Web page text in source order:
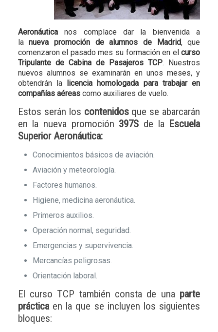
Aeronáuticanos complace dar la bienvenida a
lanueva promoción de alumnos de Madrid, que
comenzaron el pasado mes su formación en elcurso
Tripulante de Cabina de Pasajeros TCP. Nuestros
nuevos alumnos se examinarán en unos meses, y
obtendrán la licencia homologada para trabajar en
compañías aéreascomo auxiliares de vuelo.
Estos serán los contenidosque se abarcarán
en la nueva promoción 397S de laEscuela
Superior Aeronáutica:
Conocimientos básicos de aviación.
Aviación y meteorología.
Factores humanos.
Higiene, medicina aeronáutica.
Primeros auxilios.
Operación normal, seguridad.
Emergencias y supervivencia.
Mercancías peligrosas.
Orientación laboral.
El curso TCP también consta de una parte
prácticaen la que se incluyen los siguientes
bloques: